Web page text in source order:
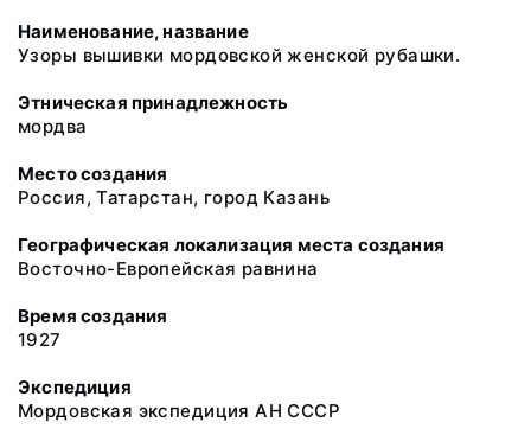
Наименование, название
Узоры вышивки мордовской женской рубашки.
Этническая принадлежность
мордва
Место создания
Россия, Татарстан, город Казань
Географическая локализация места создания
Восточно-Европейская равнина
Время создания
1927
Экспедиция
Мордовская экспедиция АН СССР